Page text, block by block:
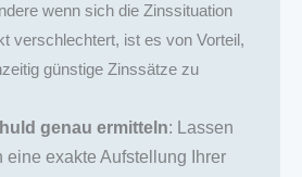
wenn sich die Zinssituation
verschlechtert, ist es von Vorteil,
günstige Zinssätze zu
genau ermitteln: Lassen
eine exakte Aufstellung Ihrer